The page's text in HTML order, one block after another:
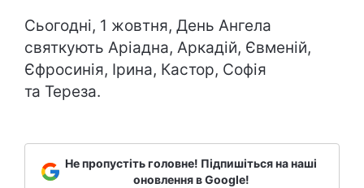
Сьогодні, 1 жовтня, День Ангела
святкують Аріадна, Аркадій, Євменій,
Єфросинія, Ірина, Кастор, Софія
та Тереза.
Не пропустіть головне! Підпишіться на наші
оновлення в Google!